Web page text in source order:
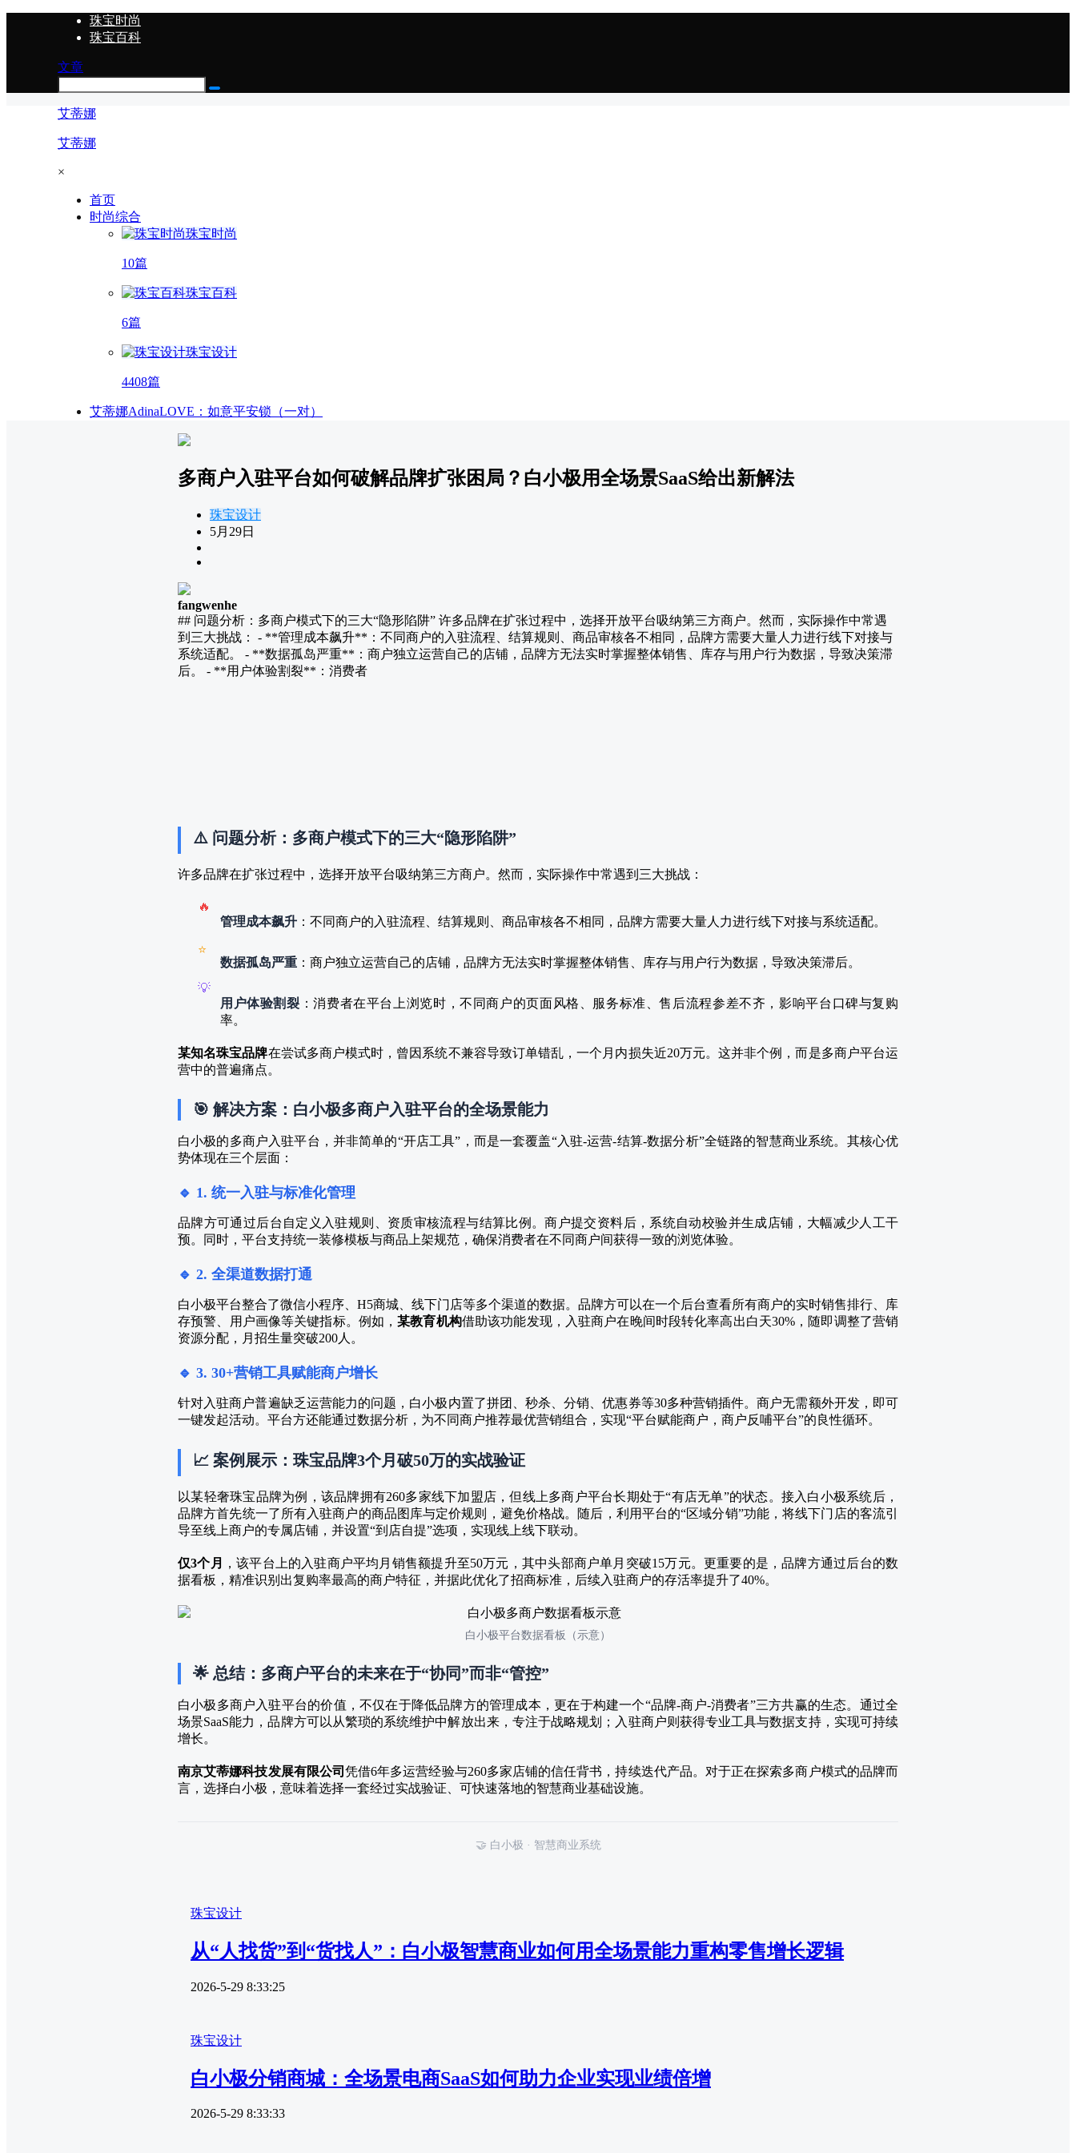
珠宝时尚
珠宝百科
文章
艾蒂娜
艾蒂娜
×
首页
时尚综合
珠宝时尚
10篇
珠宝百科
6篇
珠宝设计
4408篇
艾蒂娜AdinaLOVE：如意平安锁（一对）
多商户入驻平台如何破解品牌扩张困局？白小极用全场景SaaS给出新解法
珠宝设计
5月29日
fangwenhe
## 问题分析：多商户模式下的三大“隐形陷阱” 许多品牌在扩张过程中，选择开放平台吸纳第三方商户。然而，实际操作中常遇
到三大挑战： - **管理成本飙升**：不同商户的入驻流程、结算规则、商品审核各不相同，品牌方需要大量人力进行线下对接与
系统适配。 - **数据孤岛严重**：商户独立运营自己的店铺，品牌方无法实时掌握整体销售、库存与用户行为数据，导致决策滞
后。 - **用户体验割裂**：消费者
⚠️ 问题分析：多商户模式下的三大“隐形陷阱”
许多品牌在扩张过程中，选择开放平台吸纳第三方商户。然而，实际操作中常遇到三大挑战：
🔥
管理成本飙升 ：不同商户的入驻流程、结算规则、商品审核各不相同，品牌方需要大量人力进行线下对接与系统适配。
⭐
数据孤岛严重 ：商户独立运营自己的店铺，品牌方无法实时掌握整体销售、库存与用户行为数据，导致决策滞后。
💡
用户体验割裂 ：消费者在平台上浏览时，不同商户的页面风格、服务标准、售后流程参差不齐，影响平台口碑与复购
率。
某知名珠宝品牌在尝试多商户模式时，曾因系统不兼容导致订单错乱，一个月内损失近20万元。这并非个例，而是多商户平台运
营中的普遍痛点。
🎯 解决方案：白小极多商户入驻平台的全场景能力
白小极的多商户入驻平台，并非简单的“开店工具”，而是一套覆盖“入驻-运营-结算-数据分析”全链路的智慧商业系统。其核心优
势体现在三个层面：
🔹 1. 统一入驻与标准化管理
品牌方可通过后台自定义入驻规则、资质审核流程与结算比例。商户提交资料后，系统自动校验并生成店铺，大幅减少人工干
预。同时，平台支持统一装修模板与商品上架规范，确保消费者在不同商户间获得一致的浏览体验。
🔹 2. 全渠道数据打通
白小极平台整合了微信小程序、H5商城、线下门店等多个渠道的数据。品牌方可以在一个后台查看所有商户的实时销售排行、库
存预警、用户画像等关键指标。例如，某教育机构借助该功能发现，入驻商户在晚间时段转化率高出白天30%，随即调整了营销
资源分配，月招生量突破200人。
🔹 3. 30+营销工具赋能商户增长
针对入驻商户普遍缺乏运营能力的问题，白小极内置了拼团、秒杀、分销、优惠券等30多种营销插件。商户无需额外开发，即可
一键发起活动。平台方还能通过数据分析，为不同商户推荐最优营销组合，实现“平台赋能商户，商户反哺平台”的良性循环。
📈 案例展示：珠宝品牌3个月破50万的实战验证
以某轻奢珠宝品牌为例，该品牌拥有260多家线下加盟店，但线上多商户平台长期处于“有店无单”的状态。接入白小极系统后，
品牌方首先统一了所有入驻商户的商品图库与定价规则，避免价格战。随后，利用平台的“区域分销”功能，将线下门店的客流引
导至线上商户的专属店铺，并设置“到店自提”选项，实现线上线下联动。
仅3个月
，该平台上的入驻商户平均月销售额提升至50万元，其中头部商户单月突破15万元。更重要的是，品牌方通过后台的数
据看板，精准识别出复购率最高的商户特征，并据此优化了招商标准，后续入驻商户的存活率提升了40%。
白小极平台数据看板（示意）
🌟 总结：多商户平台的未来在于“协同”而非“管控”
白小极多商户入驻平台的价值，不仅在于降低品牌方的管理成本，更在于构建一个“品牌-商户-消费者”三方共赢的生态。通过全
场景SaaS能力，品牌方可以从繁琐的系统维护中解放出来，专注于战略规划；入驻商户则获得专业工具与数据支持，实现可持续
增长。
南京艾蒂娜科技发展有限公司 凭借6年多运营经验与260多家店铺的信任背书，持续迭代产品。对于正在探索多商户模式的品牌而
言，选择白小极，意味着选择一套经过实战验证、可快速落地的智慧商业基础设施。
🤝 白小极 · 智慧商业系统
珠宝设计
从“人找货”到“货找人”：白小极智慧商业如何用全场景能力重构零售增长逻辑
2026-5-29 8:33:25
珠宝设计
白小极分销商城：全场景电商SaaS如何助力企业实现业绩倍增
2026-5-29 8:33:33